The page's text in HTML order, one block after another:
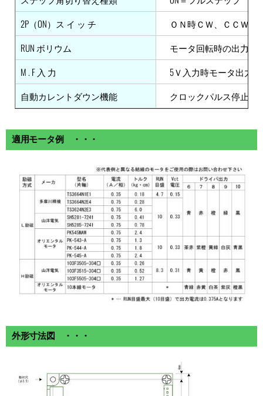
2P（ON）ス イ ッ チ
ＯＮ時ＣＷ、ＣＣＷの
RUN ボリウム
モータ回転時の出力電
M . F 入 力
5Ｖ入力時モータ出力電
自動カレントダウン機能
クロックパルス停止後
適用モータ例 ・・・
外形寸法図 ・・・